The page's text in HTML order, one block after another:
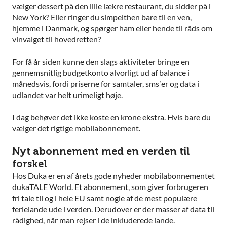
vælger dessert på den lille lækre restaurant, du sidder på i
New York? Eller ringer du simpelthen bare til en ven,
hjemme i Danmark, og spørger ham eller hende til råds om
vinvalget til hovedretten?
For få år siden kunne den slags aktiviteter bringe en
gennemsnitlig budgetkonto alvorligt ud af balance i
månedsvis, fordi priserne for samtaler, sms’er og data i
udlandet var helt urimeligt høje.
I dag behøver det ikke koste en krone ekstra. Hvis bare du
vælger det rigtige mobilabonnement.
Nyt abonnement med en verden til
forskel
Hos Duka er en af årets gode nyheder mobilabonnementet
dukaTALE World. Et abonnement, som giver forbrugeren
fri tale til og i hele EU samt nogle af de mest populære
ferielande ude i verden. Derudover er der masser af data til
rådighed, når man rejser i de inkluderede lande.